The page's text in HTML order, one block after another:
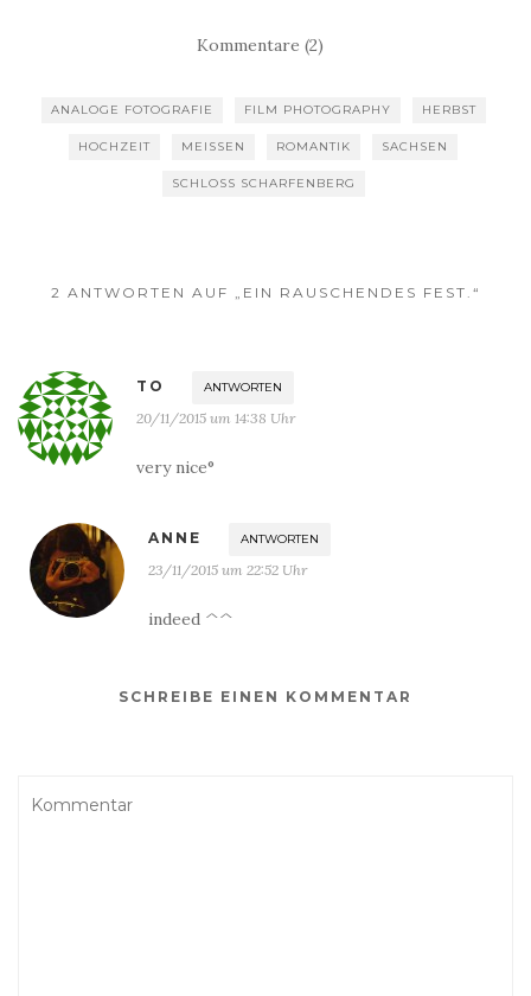
Kommentare (2)
ANALOGE FOTOGRAFIE FILM PHOTOGRAPHY HERBST
HOCHZEIT MEISSEN ROMANTIK SACHSEN
SCHLOSS SCHARFENBERG
2 ANTWORTEN AUF „EIN RAUSCHENDES FEST.“
TO ANTWORTEN
20/11/2015 um 14:38 Uhr
very nice°
ANNE ANTWORTEN
23/11/2015 um 22:52 Uhr
indeed ^^
SCHREIBE EINEN KOMMENTAR